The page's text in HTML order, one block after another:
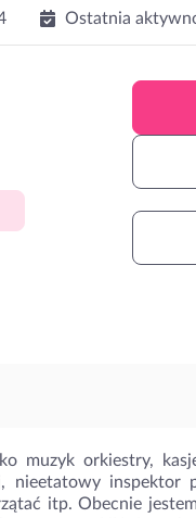
Ostatnia
muzyk orkiestry,
nieetatowy inspektor
itp. Obecnie